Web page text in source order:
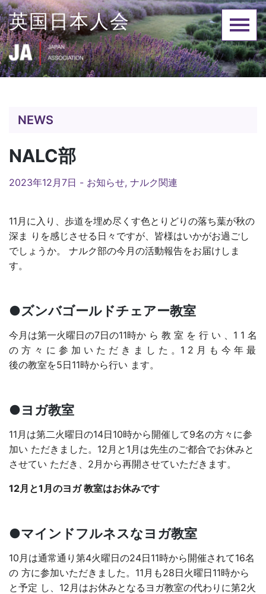
Skip
to
content
英国日本人会
NEWS
NALC部
2023年12月7日 - お知らせ, ナルク関連
11月に入り、歩道を埋め尽くす色とりどりの落ち葉が秋の
深ま りを感じさせる日々ですが、皆様はいかがお過ごし
でしょうか。 ナルク部の今月の活動報告をお届けしま
す。
●ズンバゴールドチェアー教室
今月は第一火曜日の7日の11時か ら 教 室 を 行 い 、1 1 名
の 方 々 に 参 加 い た だ き ま し た 。1 2 月 も 今 年 最
後の教室を5日11時から行い ます。
●ヨガ教室
11月は第二火曜日の14日10時から開催して9名の方々に参
加い ただきました。12月と1月は先生のご都合でお休みと
させてい ただき、2月から再開させていただきます。
12月と1月のヨガ 教室はお休みです
●マインドフルネスなヨガ教室
10月は通常通り第4火曜日の24日11時から開催されて16名
の 方に参加いただきました。11月も28日火曜日11時から
と予定 し、12月はお休みとなるヨガ教室の代わりに第2火